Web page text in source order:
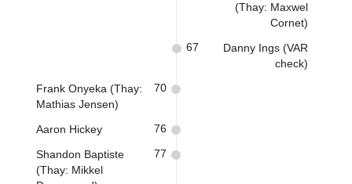
(Thay: Maxwel
Cornet)
Danny Ings (VAR
check)
67
Frank Onyeka (Thay:
Mathias Jensen)
70
Aaron Hickey 76
Shandon Baptiste
(Thay: Mikkel
77